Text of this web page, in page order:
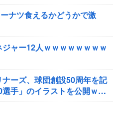
ナツ食えるかどうかで激
ジャー12人ｗｗｗｗｗｗｗｗ
ナーズ、球団創設50周年を記
手」のイラストを公開ｗｗ